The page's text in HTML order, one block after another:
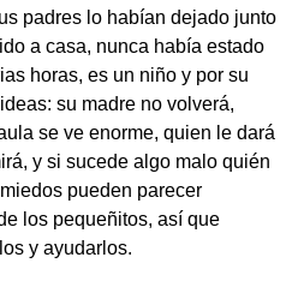
padres lo habían dejado junto
a casa, nunca había estado
horas, es un niño y por su
su madre no volverá,
se ve enorme, quien le dará
y si sucede algo malo quién
pueden parecer
los pequeñitos, así que
y ayudarlos.